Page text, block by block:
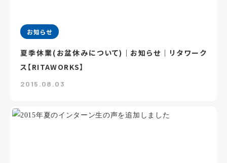
お知らせ
夏季休業(お盆休みについて)｜お知らせ｜リタワーク
ス【RITAWORKS】
2015.08.03